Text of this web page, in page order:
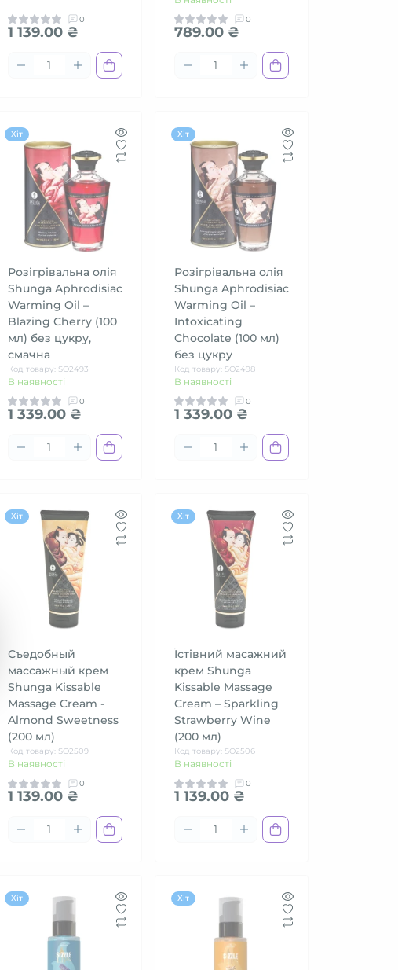
0
1 139.00 ₴
0
789.00 ₴
Хіт
Розігрівальна олія
Shunga Aphrodisiac
Warming Oil –
Blazing Cherry (100
мл) без цукру,
смачна
Код товару: SO2493
В наявності
0
1 339.00 ₴
Хіт
Розігрівальна олія
Shunga Aphrodisiac
Warming Oil –
Intoxicating
Chocolate (100 мл)
без цукру
Код товару: SO2498
В наявності
0
1 339.00 ₴
Хіт
Съедобный
массажный крем
Shunga Kissable
Massage Cream -
Almond Sweetness
(200 мл)
Код товару: SO2509
В наявності
0
1 139.00 ₴
Хіт
Їстівний масажний
крем Shunga
Kissable Massage
Cream – Sparkling
Strawberry Wine
(200 мл)
Код товару: SO2506
В наявності
0
1 139.00 ₴
Хіт Хіт